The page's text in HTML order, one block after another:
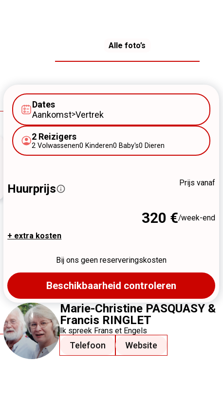
Alle foto’s
Dates
Aankomst>Vertrek
2 Reizigers
2 Volwassenen0 Kinderen0 Baby's0 Dieren
Huurprijs
+ extra kosten
Prijs vanaf
320 €/week-end
Bij ons geen reserveringskosten
Beschikbaarheid controleren
Marie-Christine PASQUASY &
Francis RINGLET
Ik spreek Frans et Engels
Telefoon Website